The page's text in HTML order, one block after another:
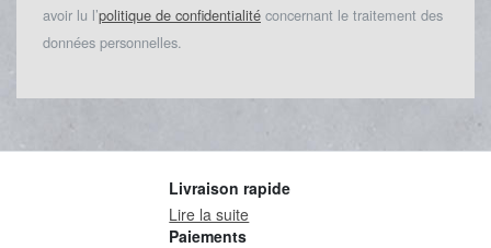
avoir lu l’politique de confidentialité concernant le traitement des
données personnelles.
Livraison rapide
Lire la suite
Paiements